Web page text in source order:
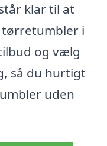
klar til at
i
og vælg
så du hurtigt
uden